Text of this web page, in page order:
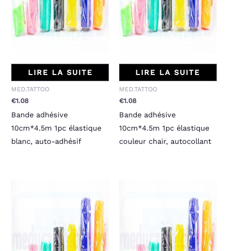
LIRE LA SUITE
MED.TATTOO
€1.08
Bande adhésive
10cm*4.5m 1pc élastique
blanc, auto-adhésif
LIRE LA SUITE
MED.TATTOO
€1.08
Bande adhésive
10cm*4.5m 1pc élastique
couleur chair, autocollant